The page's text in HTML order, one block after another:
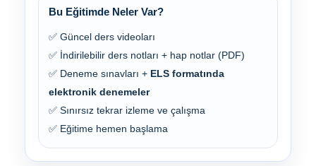
Bu Eğitimde Neler Var?
✅ Güncel ders videoları
✅ İndirilebilir ders notları + hap notlar (PDF)
✅ Deneme sınavları + ELS formatında
elektronik denemeler
✅ Sınırsız tekrar izleme ve çalışma
✅ Eğitime hemen başlama